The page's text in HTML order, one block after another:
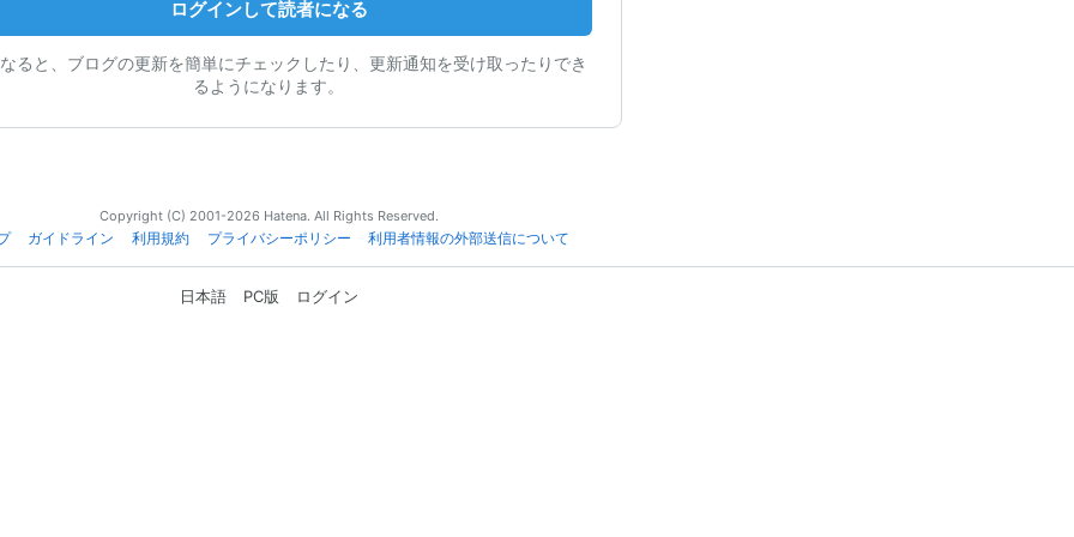
ログインして読者になる
ると、ブログの更新を簡単にチェックしたり、更新通知を受け取ったりでき
るようになります。
Copyright (C) 2001-2026 Hatena. All Rights Reserved.
ガイドライン 利用規約 プライバシーポリシー 利用者情報の外部送信について
日本語 PC版 ログイン